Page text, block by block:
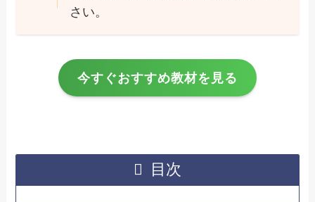
さい。
今すぐおすすめ教材を見る
目次